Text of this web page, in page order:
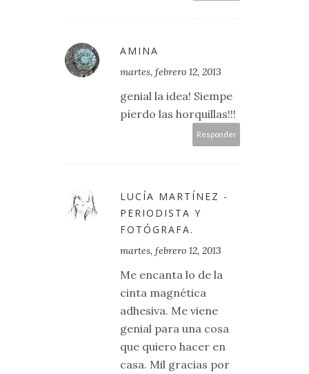
AMINA
martes, febrero 12, 2013
genial la idea! Siempe
pìerdo las horquillas!!!
Responder
LUCÍA MARTÍNEZ -
PERIODISTA Y
FOTÓGRAFA.
martes, febrero 12, 2013
Me encanta lo de la
cinta magnética
adhesiva. Me viene
genial para una cosa
que quiero hacer en
casa. Mil gracias por